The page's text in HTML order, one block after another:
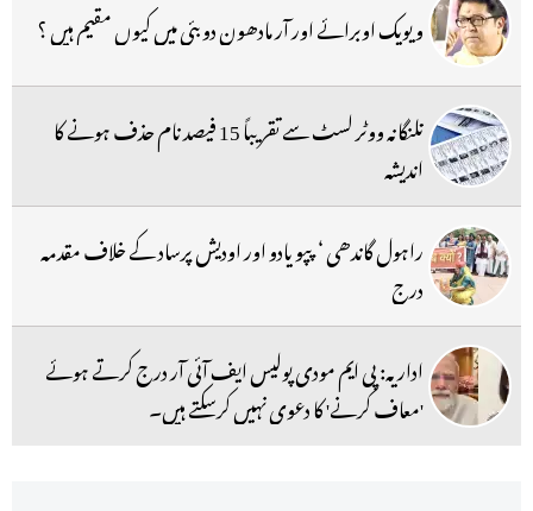
ویویک اوبرائے اور آر مادھون دوبئی میں کیوں مقیم ہیں ؟
تلنگانہ ووٹر لسٹ سے تقریباً 15 فیصد نام حذف ہونے کا
اندیشہ
راہول گاندھی ‘ پپو یادو اور اودیش پرساد کے خلاف مقدمہ
درج
اداریہ: پی ایم مودی پولیس ایف آئی آر درج کرتے ہوئے
'معاف کرنے' کا دعوی نہیں کرسکتے ہیں۔